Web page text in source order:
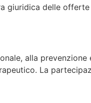
delle offerte
alla prevenzione
La